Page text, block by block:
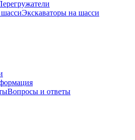
Экскаваторы на шасси
Вопросы и ответы